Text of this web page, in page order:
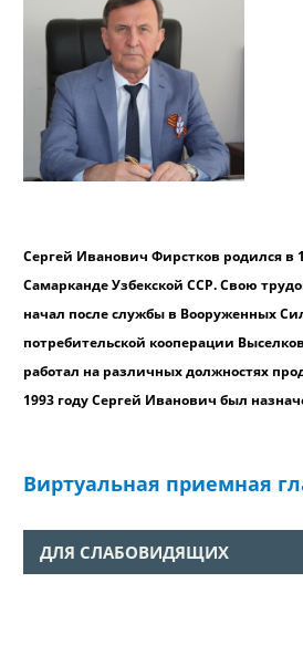
Сергей Иванович Фирстков родился в
Самарканде Узбекской ССР. Свою
начал после службы в Вооруженных
потребительской кооперации
работал на различных должностях
1993 году Сергей Иванович был
Виртуальная приемная
ДЛЯ СЛАБОВИДЯЩИХ